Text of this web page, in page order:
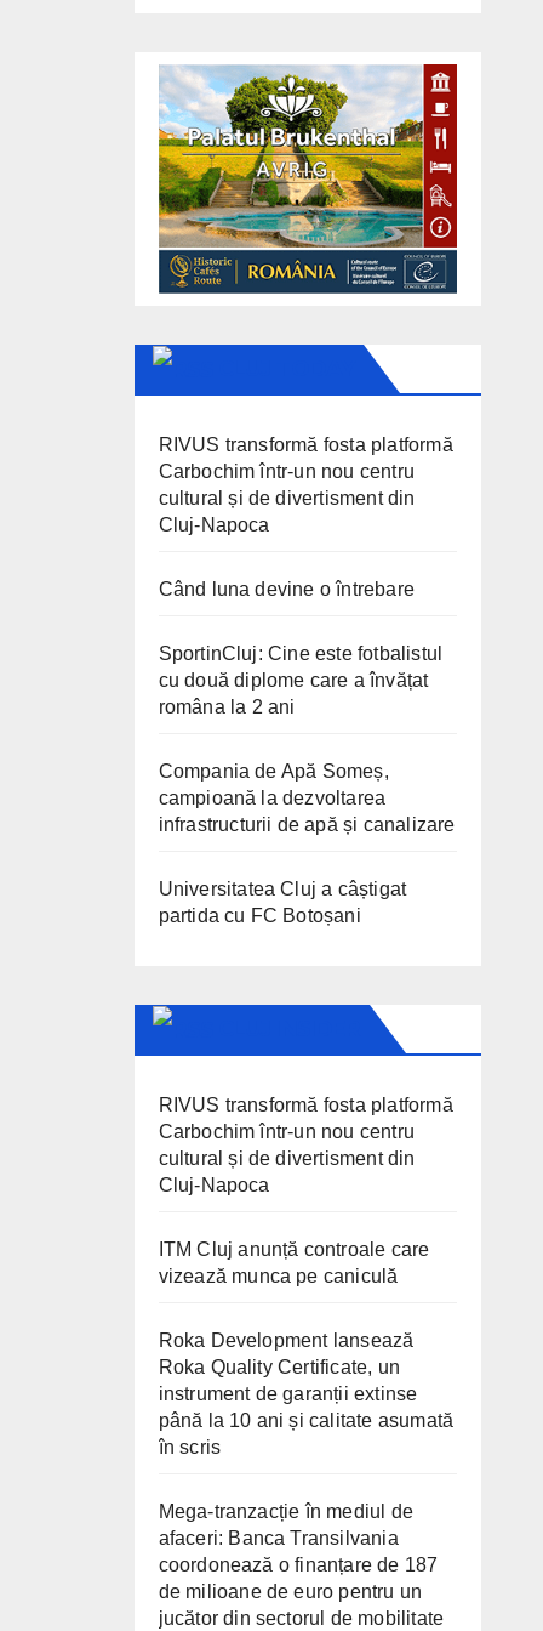
RIVUS transformă fosta platformă
Carbochim într-un nou centru
cultural și de divertisment din
Cluj-Napoca
Când luna devine o întrebare
SportinCluj: Cine este fotbalistul
cu două diplome care a învățat
româna la 2 ani
Compania de Apă Someș,
campioană la dezvoltarea
infrastructurii de apă și canalizare
Universitatea Cluj a câștigat
partida cu FC Botoșani
RIVUS transformă fosta platformă
Carbochim într-un nou centru
cultural și de divertisment din
Cluj-Napoca
ITM Cluj anunță controale care
vizează munca pe caniculă
Roka Development lansează
Roka Quality Certificate, un
instrument de garanții extinse
până la 10 ani și calitate asumată
în scris
Mega-tranzacție în mediul de
afaceri: Banca Transilvania
coordonează o finanțare de 187
de milioane de euro pentru un
jucător din sectorul de mobilitate